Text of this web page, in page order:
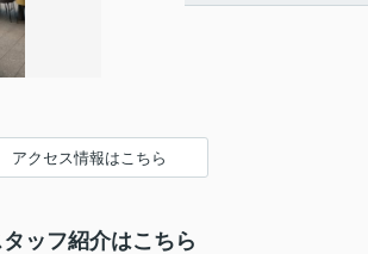
アクセス情報はこちら
タッフ紹介はこちら